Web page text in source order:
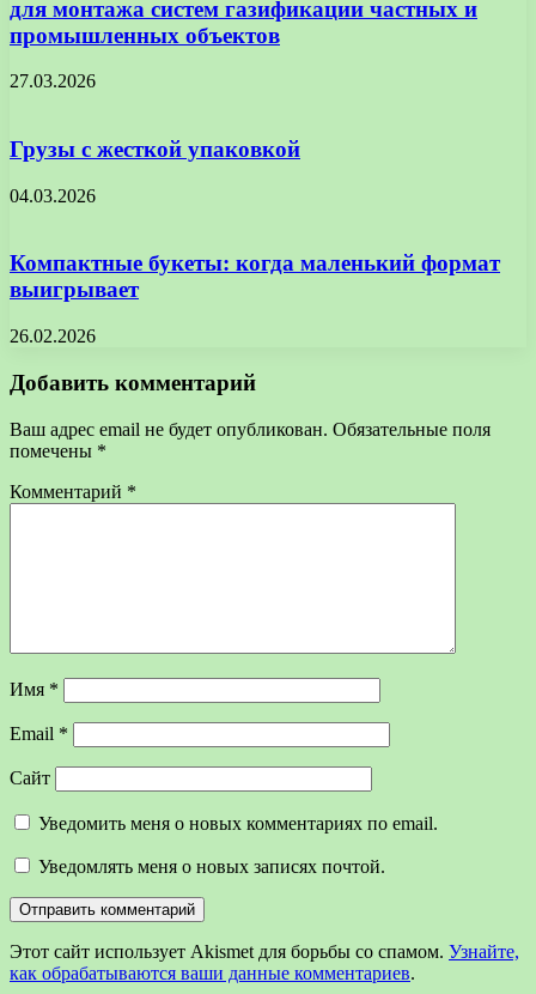
для монтажа систем газификации частных и
промышленных объектов
27.03.2026
Грузы с жесткой упаковкой
04.03.2026
Компактные букеты: когда маленький формат
выигрывает
26.02.2026
Добавить комментарий
Ваш адрес email не будет опубликован. Обязательные поля
помечены *
Комментарий *
Имя *
Email *
Сайт
Уведомить меня о новых комментариях по email.
Уведомлять меня о новых записях почтой.
Этот сайт использует Akismet для борьбы со спамом. Узнайте,
как обрабатываются ваши данные комментариев.